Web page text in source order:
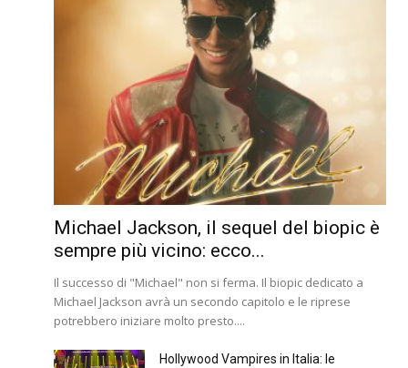
Michael Jackson, il sequel del biopic è
sempre più vicino: ecco...
Il successo di "Michael" non si ferma. Il biopic dedicato a
Michael Jackson avrà un secondo capitolo e le riprese
potrebbero iniziare molto presto....
Hollywood Vampires in Italia: le